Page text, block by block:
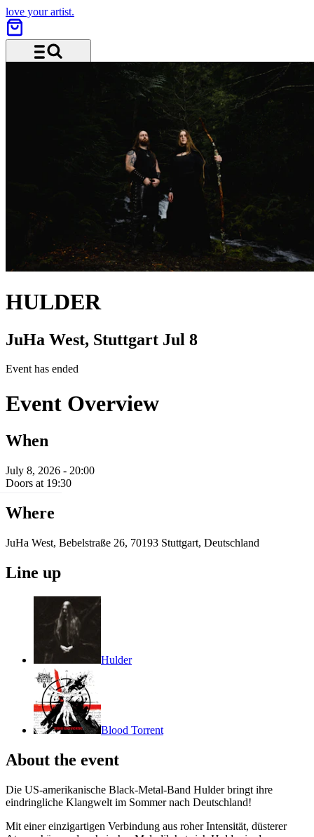
love your artist.
HULDER
JuHa West, Stuttgart Jul 8
Event has ended
Event Overview
When
July 8, 2026 - 20:00
Doors at 19:30
Where
JuHa West, Bebelstraße 26, 70193 Stuttgart, Deutschland
Line up
Hulder
Blood Torrent
About the event
Die US-amerikanische Black-Metal-Band Hulder bringt ihre
eindringliche Klangwelt im Sommer nach Deutschland!
Mit einer einzigartigen Verbindung aus roher Intensität, düsterer